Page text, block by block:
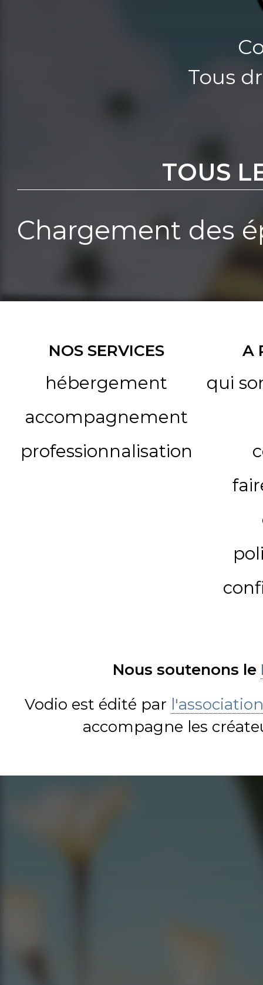
Tous
TOUS
Chargement des
NOS SERVICES
hébergement
accompagnement
professionnalisation
A
qui